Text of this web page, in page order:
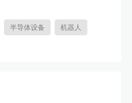
半导体设备 机器人